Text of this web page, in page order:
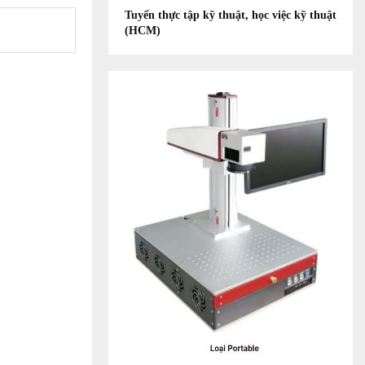
Tuyển thực tập kỹ thuật, học việc kỹ thuật
(HCM)